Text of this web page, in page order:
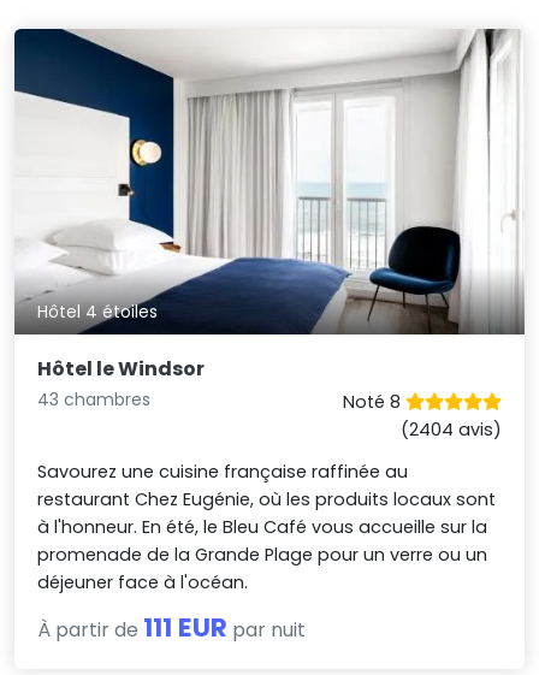
Hôtel 4 étoiles
Hôtel le Windsor
43 chambres
Noté 8
(2404 avis)
Savourez une cuisine française raffinée au
restaurant Chez Eugénie, où les produits locaux sont
à l'honneur. En été, le Bleu Café vous accueille sur la
promenade de la Grande Plage pour un verre ou un
déjeuner face à l'océan.
À partir de 111 EUR par nuit